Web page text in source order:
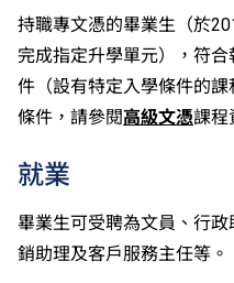
持職專文憑的畢業生（於
完成指定升學單元），符
件（設有特定入學條件的
條件，請參閱高級文憑課程
就業
畢業生可受聘為文員、行
銷助理及客戶服務主任等。